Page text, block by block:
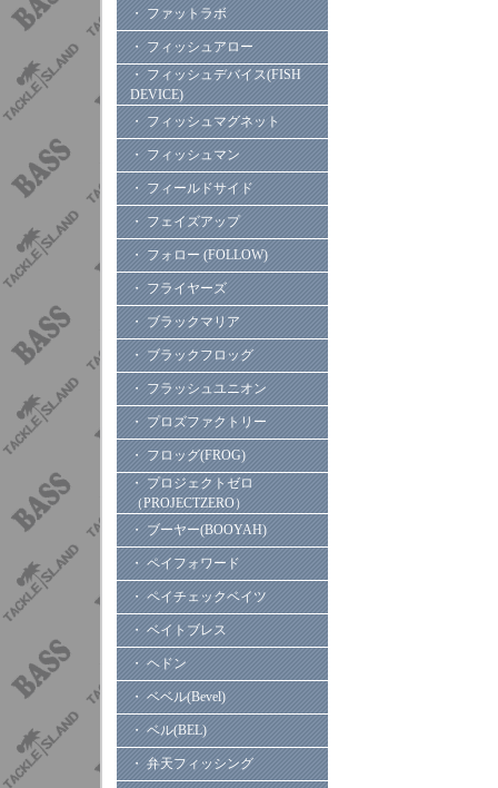
・ ファットラボ
・ フィッシュアロー
・ フィッシュデバイス(FISH
DEVICE)
・ フィッシュマグネット
・ フィッシュマン
・ フィールドサイド
・ フェイズアップ
・ フォロー (FOLLOW)
・ フライヤーズ
・ ブラックマリア
・ ブラックフロッグ
・ フラッシュユニオン
・ プロズファクトリー
・ フロッグ(FROG)
・ プロジェクトゼロ
（PROJECTZERO）
・ ブーヤー(BOOYAH)
・ ペイフォワード
・ ペイチェックベイツ
・ ベイトブレス
・ ヘドン
・ ベベル(Bevel)
・ ベル(BEL)
・ 弁天フィッシング